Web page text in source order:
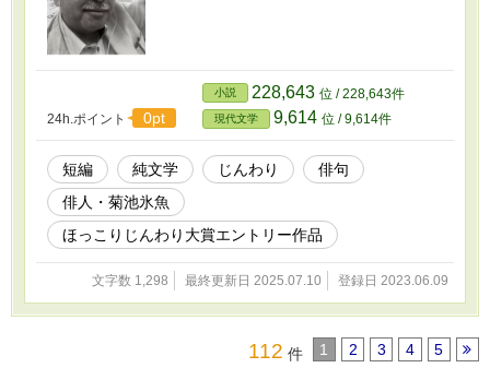
24h.ポイント 0pt
小説 228,643 位 / 228,643件
現代文学 9,614 位 / 9,614件
短編 純文学 じんわり
俳句
俳人・菊池氷魚
ほっこりじんわり大賞エントリー作品
文字数 1,298 最終更新日 2025.07.10 登録日 2023.06.09
112 件 1 2 3 4 5